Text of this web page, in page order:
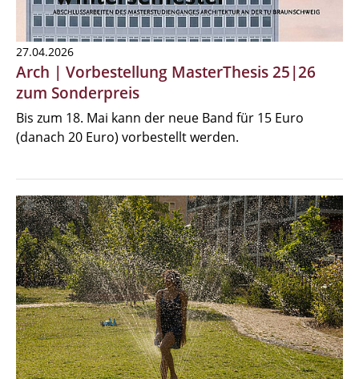
27.04.2026
Arch | Vorbestellung MasterThesis 25|26
zum Sonderpreis
Bis zum 18. Mai kann der neue Band für 15 Euro
(danach 20 Euro) vorbestellt werden.